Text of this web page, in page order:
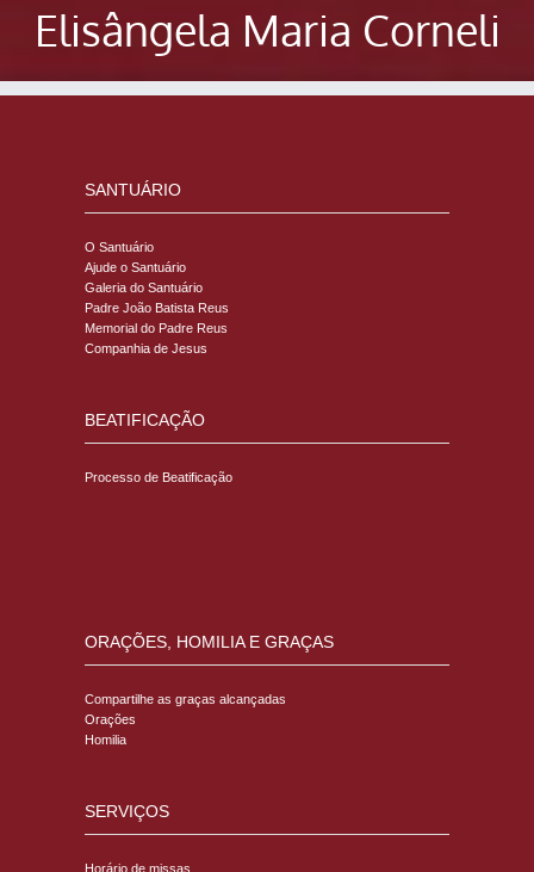
Elisângela Maria Corneli
SANTUÁRIO
O Santuário
Ajude o Santuário
Galeria do Santuário
Padre João Batista Reus
Memorial do Padre Reus
Companhia de Jesus
BEATIFICAÇÃO
Processo de Beatificação
ORAÇÕES, HOMILIA E GRAÇAS
Compartilhe as graças alcançadas
Orações
Homilia
SERVIÇOS
Horário de missas